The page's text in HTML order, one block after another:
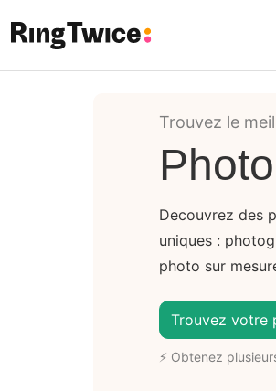
Trouvez le
Decouvrez des
uniques :
photo sur
Trouvez votre
⚡ Obtenez